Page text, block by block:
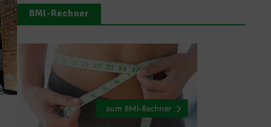
BMI-Rechner